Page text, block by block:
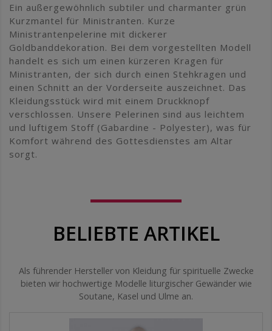
Ein außergewöhnlich subtiler und charmanter grün
Kurzmantel für Ministranten. Kurze
Ministrantenpelerine mit dickerer
Goldbanddekoration. Bei dem vorgestellten Modell
handelt es sich um einen kürzeren Kragen für
Ministranten, der sich durch einen Stehkragen und
einen Schnitt an der Vorderseite auszeichnet. Das
Kleidungsstück wird mit einem Druckknopf
verschlossen. Unsere Pelerinen sind aus leichtem
und luftigem Stoff (Gabardine - Polyester), was für
Komfort während des Gottesdienstes am Altar
sorgt.
BELIEBTE ARTIKEL
Als führender Hersteller von Kleidung für spirituelle Zwecke
bieten wir hochwertige Modelle liturgischer Gewänder wie
Soutane, Kasel und Ulme an.